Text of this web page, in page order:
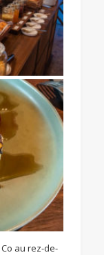
au rez-de-